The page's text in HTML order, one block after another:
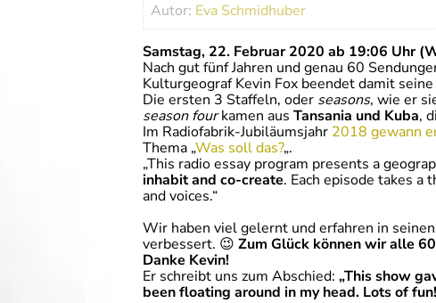
Autor: Eva Schmidhuber
Samstag, 22. Februar 2020 ab 19:06 Uhr
Nach gut fünf Jahren und genau 60
Kulturgeograf Kevin Fox beendet damit
Die ersten 3 Staffeln, oder seasons, wie er
season fourkamen aus Tansania und Kuba,
Im Radiofabrik-Jubiläumsjahr 2018 gewann
Thema „Was soll das?„.
„This radio essay program presents a
inhabit and co-create. Each episode takes
and voices.“
Wir haben viel gelernt und erfahren in
verbessert. 😉 Zum Glück können wir alle
Danke Kevin!
Er schreibt uns zum Abschied: „This show
been floating around in my head. Lots of